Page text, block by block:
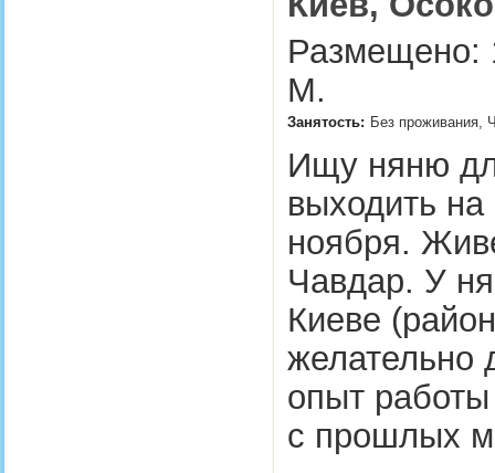
Размещено:
М.
Занятость: Без проживания,
Ищу няню
выходить
ноября.
Чавдар. У
Киеве
желательно
опыт
с прошлых